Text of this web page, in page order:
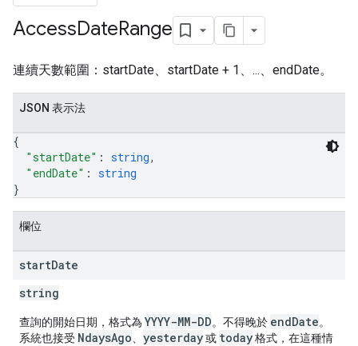
AccessDateRange
連續天數範圍：startDate、startDate + 1、...、endDate。
JSON 表示法
{
"startDate" : string,
"endDate" : string
}
欄位
startDate
string
查詢的開始日期，格式為 YYYY-MM-DD。不得晚於 endDate。
系統也接受 NdaysAgo yesterday或 today格式，在這種情